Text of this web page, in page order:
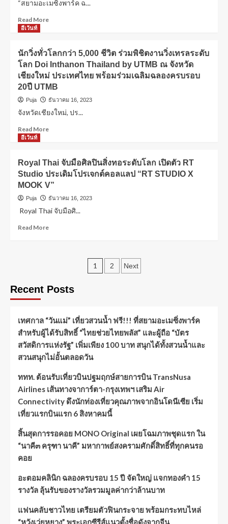
“สยามอะเมซิ่งพาร์ค ฉ...
Read More
อีเว้นท์
นักวิ่งทั่วโลกกว่า 5,000 ชีวิต ร่วมพิชิตงานวิ่งเทรลระดับ
โลก Doi Inthanon Thailand by UTMB ณ จังหวัด
เชียงใหม่ ประเทศไทย พร้อมร่วมเฉลิมฉลองครบรอบ
20ปี UTMB
Puja ธันวาคม 16, 2023
จังหวัดเชียงใหม่, ปร...
Read More
อีเว้นท์
Royal Thai จับมือศิลปินสิ่งทอระดับโลก เปิดตัว RT
Studio ประเดิมโปรเจกต์คอลแลป “RT STUDIO X
MOOK V”
Puja ธันวาคม 16, 2023
Royal Thai จับมือศิ...
Read More
1 2 Next
Recent Posts
เทศกาล “วันแม่” เที่ยวสวนน้ำ ฟรี!!! ที่สยามอะเมซิ่งพาร์ค
สำหรับผู้ได้รับสิทธิ์ “ไทยช่วยไทยพลัส” และผู้ถือ “บัตร
สวัสดิการแห่งรัฐ” เพิ่มเพียง 100 บาท สนุกได้ทั้งสวนน้ำและ
สวนสนุกไม่อั้นตลอดวัน
ททท. ต้อนรับเที่ยวบินปฐมฤกษ์สายการบิน TransNusa
Airlines เส้นทางจาการ์ตา-กรุงเทพฯ เสริม Air
Connectivity ดึงนักท่องเที่ยวคุณภาพจากอินโดนีเซีย เริ่ม
เที่ยวแรกบินแรก 6 สิงหาคมนี้
สิ้นสุดการรอคอย MONO Original เผยโฉมภาพชุดแรก ใน
“นาคี๓ ครุฑา นาคี” มหากาพย์สงครามศักดิ์สิทธิ์ที่ทุกคนรอ
คอย
อะตอมคลินิก ฉลองครบรอบ 15 ปี จัดใหญ่ แจกทองคำ 15
รางวัล ลุ้นรับของรางวัลรวมมูลค่ากว่าล้านบาท
แฟนคลับชาวไทย เตรียมตัวฟินกระจาย พร้อมกระทบไหล่
“หวังเว่ยหยาง” พระเอกซีรีส์แนวตั้งชื่อดังจากจีน